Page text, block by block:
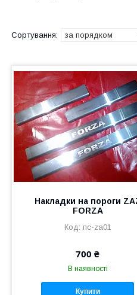
Накладки на пороги
FORZA
пс-za01
700 ₴
В наявності
Купити